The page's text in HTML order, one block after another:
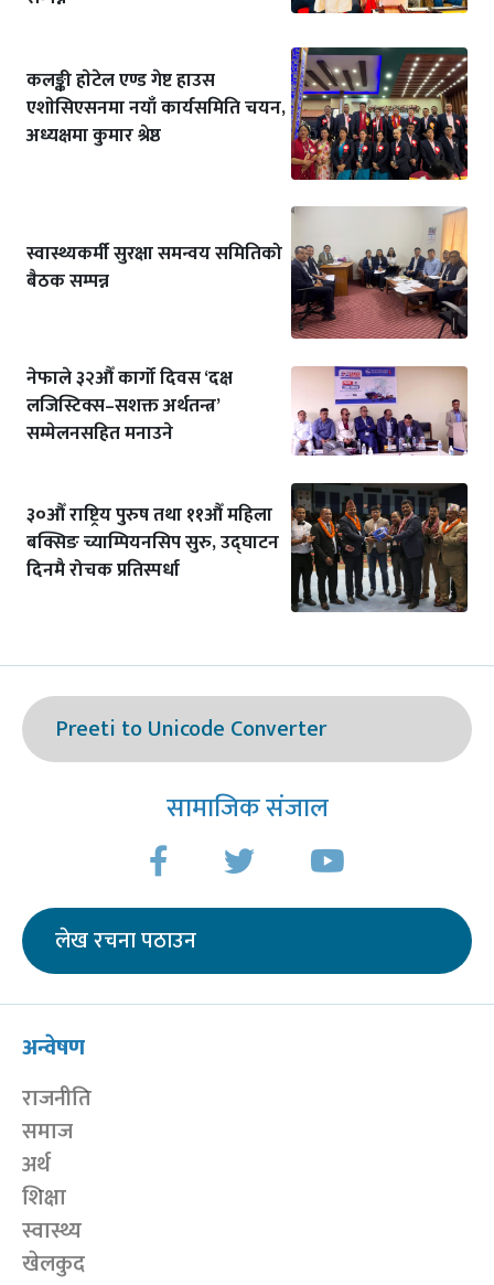
कलङ्की हाेटेल एण्ड गेष्ट हाउस
एशाेसिएसनमा नयाँ कार्यसमिति चयन,
अध्यक्षमा कुमार श्रेष्ठ
स्वास्थ्यकर्मी सुरक्षा समन्वय समितिको
बैठक सम्पन्न
नेफाले ३२औँ कार्गो दिवस ‘दक्ष
लजिस्टिक्स–सशक्त अर्थतन्त्र’
सम्मेलनसहित मनाउने
३०औँ राष्ट्रिय पुरुष तथा ११औँ महिला
बक्सिङ च्याम्पियनसिप सुरु, उद्घाटन
दिनमै रोचक प्रतिस्पर्धा
Preeti to Unicode Converter
सामाजिक संजाल
लेख रचना पठाउन
अन्वेषण
राजनीति
समाज
अर्थ
शिक्षा
स्वास्थ्य
खेलकुद